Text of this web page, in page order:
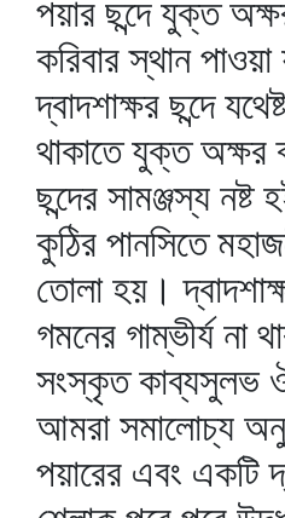
পয়ার ছন্দে যুক্ত
করিবার স্থান
দ্বাদশাক্ষর ছন্দে
থাকাতে যুক্ত অক্ষর
ছন্দের সামঞ্জস্য নষ্ট
কুঠির পানসিতে
তোলা হয়।
গমনের গাম্ভীর্য না
সংস্কৃত কাব্যসুলভ
আমরা সমালোচ্য
পয়ারের এবং একটি